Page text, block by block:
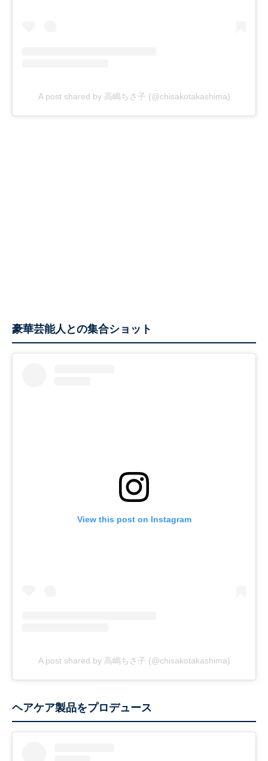
A post shared by 高嶋ちさ子 (@chisakotakashima)
豪華芸能人との集合ショット
View this post on Instagram
A post shared by 高嶋ちさ子 (@chisakotakashima)
ヘアケア製品をプロデュース